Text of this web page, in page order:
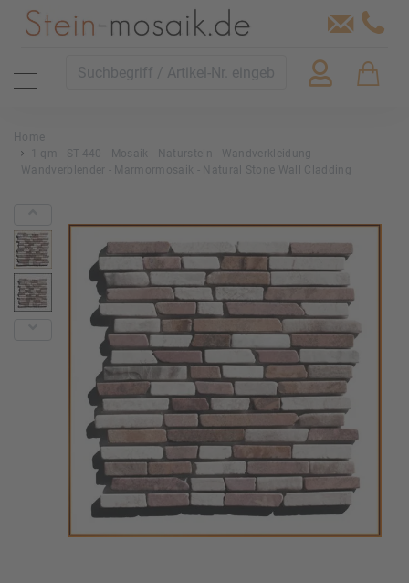
Home
1 qm - ST-440 - Mosaik - Naturstein - Wandverkleidung -
Wandverblender - Marmormosaik - Natural Stone Wall Cladding